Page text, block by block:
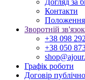
Догляд за
Контакти
Положення
Зворотній зв'язок
+38 098
+38 050
Графік роботи
Договір